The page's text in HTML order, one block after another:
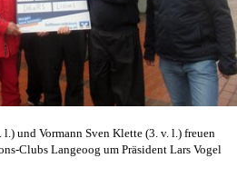
und Vormann Sven Klette (3. v. l.) freuen
Clubs Langeoog um Präsident Lars Vogel